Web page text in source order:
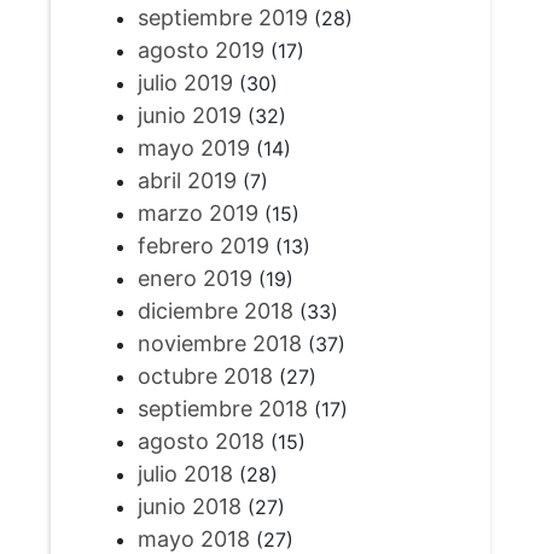
septiembre 2019 (28)
agosto 2019 (17)
julio 2019 (30)
junio 2019 (32)
mayo 2019 (14)
abril 2019 (7)
marzo 2019 (15)
febrero 2019 (13)
enero 2019 (19)
diciembre 2018 (33)
noviembre 2018 (37)
octubre 2018 (27)
septiembre 2018 (17)
agosto 2018 (15)
julio 2018 (28)
junio 2018 (27)
mayo 2018 (27)